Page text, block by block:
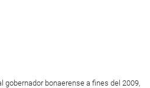
gobernador bonaerense a fines del 2009,